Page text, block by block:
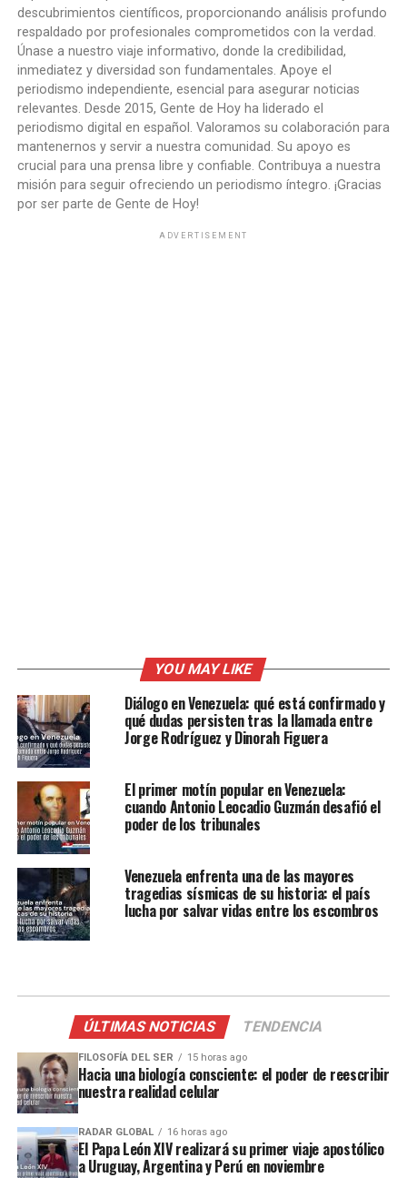
descubrimientos científicos, proporcionando análisis profundo
respaldado por profesionales comprometidos con la verdad.
Únase a nuestro viaje informativo, donde la credibilidad,
inmediatez y diversidad son fundamentales. Apoye el
periodismo independiente, esencial para asegurar noticias
relevantes. Desde 2015, Gente de Hoy ha liderado el
periodismo digital en español. Valoramos su colaboración para
mantenernos y servir a nuestra comunidad. Su apoyo es
crucial para una prensa libre y confiable. Contribuya a nuestra
misión para seguir ofreciendo un periodismo íntegro. ¡Gracias
por ser parte de Gente de Hoy!
ADVERTISEMENT
YOU MAY LIKE
Diálogo en Venezuela: qué está confirmado y
qué dudas persisten tras la llamada entre
Jorge Rodríguez y Dinorah Figuera
El primer motín popular en Venezuela:
cuando Antonio Leocadio Guzmán desafió el
poder de los tribunales
Venezuela enfrenta una de las mayores
tragedias sísmicas de su historia: el país
lucha por salvar vidas entre los escombros
ÚLTIMAS NOTICIAS TENDENCIA
FILOSOFÍA DEL SER 15 horas ago
Hacia una biología consciente: el poder de reescribir
nuestra realidad celular
RADAR GLOBAL 16 horas ago
El Papa León XIV realizará su primer viaje apostólico
a Uruguay, Argentina y Perú en noviembre